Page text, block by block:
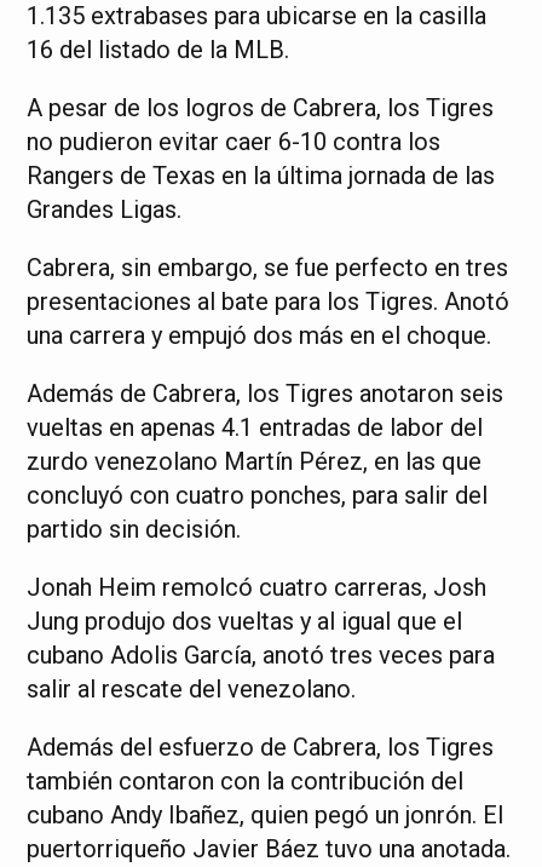
1.135 extrabases para ubicarse en la casilla
16 del listado de la MLB.
A pesar de los logros de Cabrera, los Tigres
no pudieron evitar caer 6-10 contra los
Rangers de Texas en la última jornada de las
Grandes Ligas.
Cabrera, sin embargo, se fue perfecto en tres
presentaciones al bate para los Tigres. Anotó
una carrera y empujó dos más en el choque.
Además de Cabrera, los Tigres anotaron seis
vueltas en apenas 4.1 entradas de labor del
zurdo venezolano Martín Pérez, en las que
concluyó con cuatro ponches, para salir del
partido sin decisión.
Jonah Heim remolcó cuatro carreras, Josh
Jung produjo dos vueltas y al igual que el
cubano Adolis García, anotó tres veces para
salir al rescate del venezolano.
Además del esfuerzo de Cabrera, los Tigres
también contaron con la contribución del
cubano Andy Ibañez, quien pegó un jonrón. El
puertorriqueño Javier Báez tuvo una anotada.